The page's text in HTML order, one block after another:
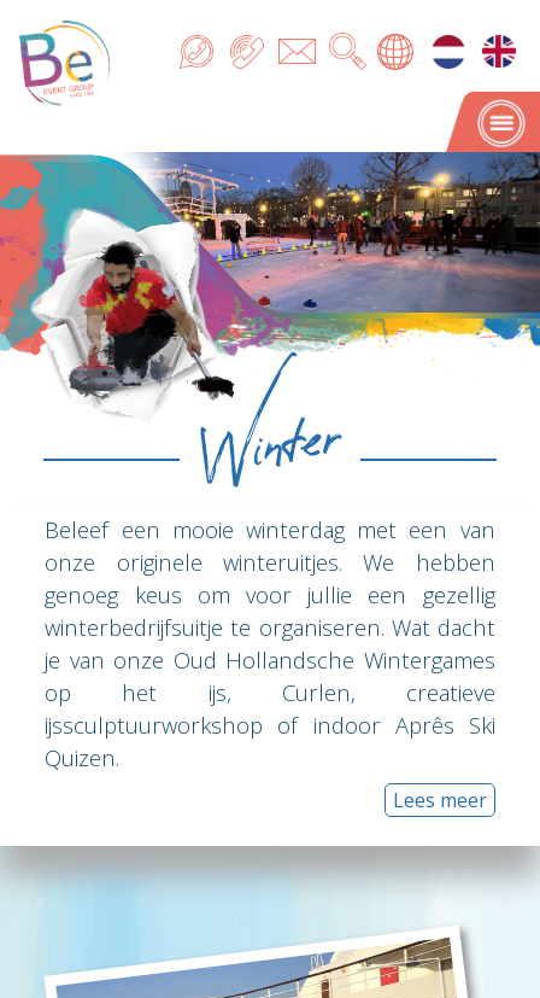
Winter
Winter
Beleef een mooie winterdag met een van
onze originele winteruitjes. We hebben
genoeg keus om voor jullie een gezellig
winterbedrijfsuitje te organiseren. Wat dacht
je van onze Oud Hollandsche Wintergames
op het ijs, Curlen, creatieve
ijssculptuurworkshop of indoor Aprês Ski
Quizen.
Lees meer